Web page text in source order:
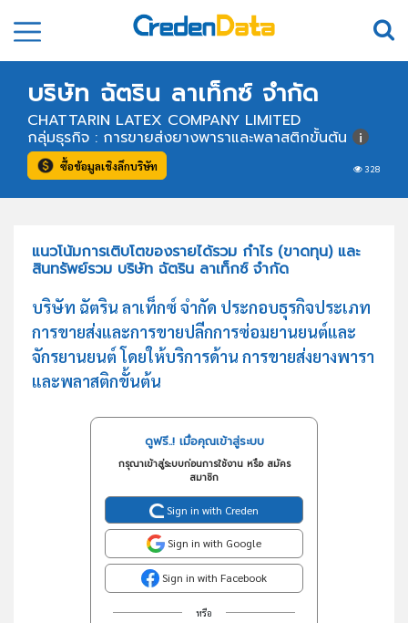
บริษัท ฉัตริน ลาเท็กซ์ จำกัด
CHATTARIN LATEX COMPANY LIMITED
328
กลุ่มธุรกิจ : การขายส่งยางพาราและพลาสติกขั้นต้น
ซื้อข้อมูลเชิงลึกบริษัท
แนวโน้มการเติบโตของรายได้รวม กำไร (ขาดทุน) และ
สินทรัพย์รวม บริษัท ฉัตริน ลาเท็กซ์ จำกัด
บริษัท ฉัตริน ลาเท็กซ์ จำกัด ประกอบธุรกิจประเภท
การขายส่งและการขายปลีกการซ่อมยานยนต์และ
จักรยานยนต์ โดยให้บริการด้าน การขายส่งยางพารา
และพลาสติกขั้นต้น
ดูฟรี..! เมื่อคุณเข้าสู่ระบบ
กรุณาเข้าสู่ระบบก่อนการใช้งาน หรือ สมัคร
สมาชิก
Sign in with Creden
Sign in with Google
Sign in with Facebook
หรือ